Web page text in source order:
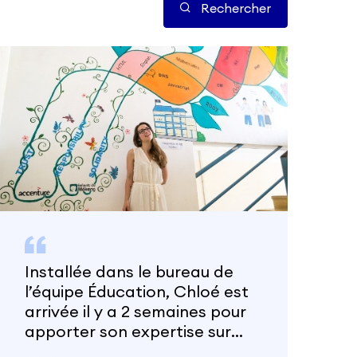
Rechercher
Installée dans le bureau de
l’équipe Éducation, Chloé est
arrivée il y a 2 semaines pour
apporter son expertise sur